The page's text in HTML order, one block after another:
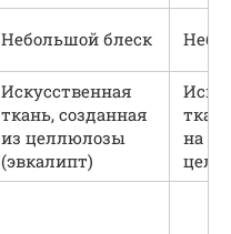
Небольшой блеск
Искусственная
ткань, созданная
из целлюлозы
(эвкалипт)
на